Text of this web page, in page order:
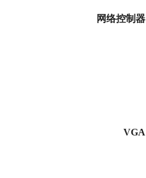
网络控制器
VGA